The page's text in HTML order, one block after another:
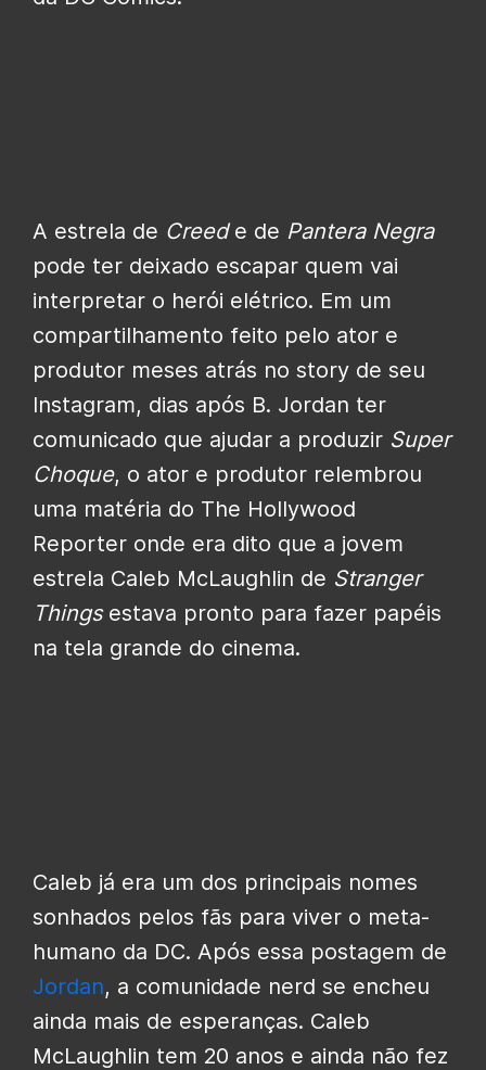
A estrela de Creede de Pantera Negra
pode ter deixado escapar quem vai
interpretar o herói elétrico. Em um
compartilhamento feito pelo ator e
produtor meses atrás no story de seu
Instagram, dias após B. Jordan ter
comunicado que ajudar a produzir Super
Choque, o ator e produtor relembrou
uma matéria do The Hollywood
Reporter onde era dito que a jovem
estrela Caleb McLaughlin de Stranger
Thingsestava pronto para fazer papéis
na tela grande do cinema.
Caleb já era um dos principais nomes
sonhados pelos fãs para viver o meta-
humano da DC. Após essa postagem de
Jordan, a comunidade nerd se encheu
ainda mais de esperanças. Caleb
McLaughlin tem 20 anos e ainda não fez